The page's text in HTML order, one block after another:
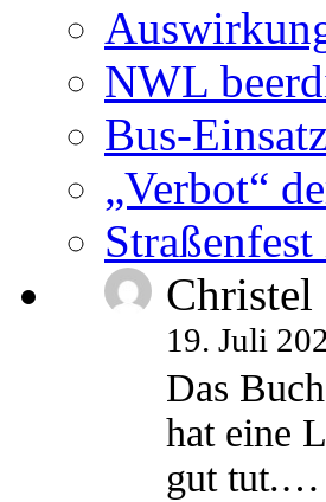
NWL
Bus-
„Verbot“
Christel
19. Juli
Das
hat eine
gut tut.…